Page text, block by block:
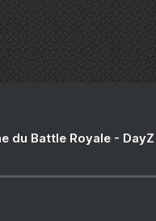
du Battle Royale - DayZ